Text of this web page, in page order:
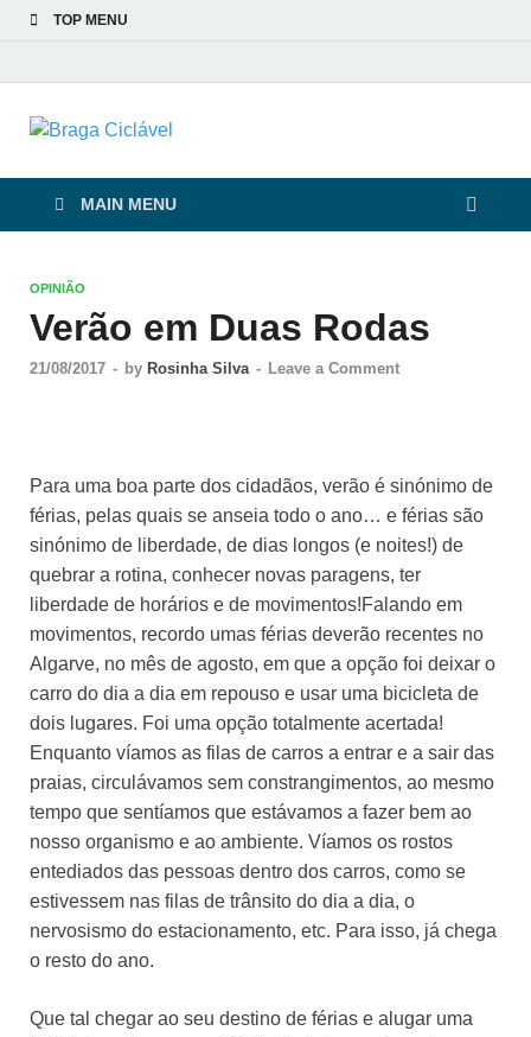
TOP MENU
Braga Ciclável
MAIN MENU
OPINIÃO
Verão em Duas Rodas
21/08/2017 - by Rosinha Silva - Leave a Comment
Para uma boa parte dos cidadãos, verão é sinónimo de
férias, pelas quais se anseia todo o ano… e férias são
sinónimo de liberdade, de dias longos (e noites!) de
quebrar a rotina, conhecer novas paragens, ter
liberdade de horários e de movimentos!Falando em
movimentos, recordo umas férias deverão recentes no
Algarve, no mês de agosto, em que a opção foi deixar o
carro do dia a dia em repouso e usar uma bicicleta de
dois lugares. Foi uma opção totalmente acertada!
Enquanto víamos as filas de carros a entrar e a sair das
praias, circulávamos sem constrangimentos, ao mesmo
tempo que sentíamos que estávamos a fazer bem ao
nosso organismo e ao ambiente. Víamos os rostos
entediados das pessoas dentro dos carros, como se
estivessem nas filas de trânsito do dia a dia, o
nervosismo do estacionamento, etc. Para isso, já chega
o resto do ano.
Que tal chegar ao seu destino de férias e alugar uma